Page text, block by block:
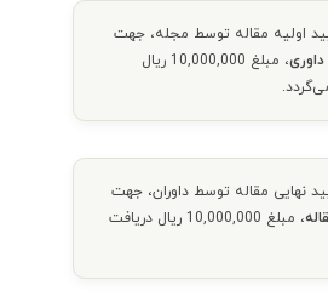
اولیه مقاله توسط مجله، جهت
داوری
، مبلغ 10,000,000 ریال
نهایی مقاله توسط داوران، جهت
، مبلغ 10,000,000 ریال دریافت